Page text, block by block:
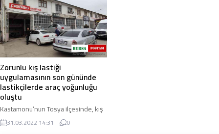
Zorunlu kış lastiği
uygulamasının son gününde
lastikçilerde araç yoğunluğu
oluştu
Kastamonu’nun Tosya ilçesinde, kış
lastiği uygulamasının son gününde
lastikçilerde sürücüler yoğunluk
31.03.2022 14:31 0